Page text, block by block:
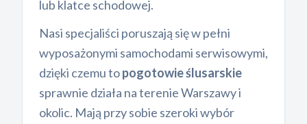
lub klatce schodowej.
Nasi specjaliści poruszają się w pełni
wyposażonymi samochodami serwisowymi,
dzięki czemu topogotowie ślusarskie
sprawnie działa na terenie Warszawy i
okolic. Mają przy sobie szeroki wybór